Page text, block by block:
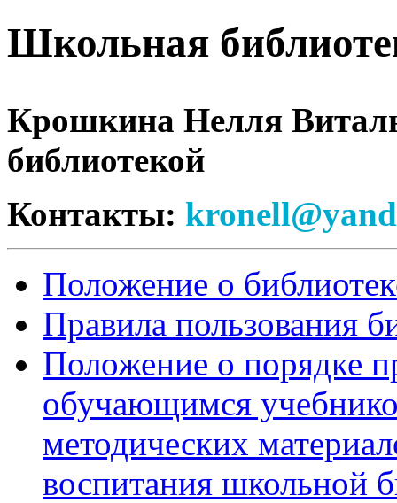
Школьная
Крошкина Нелля
библиотекой
Контакты:
Положение о
Правила пользования
Положение о порядке
обучающимся
методических
воспитания школьной